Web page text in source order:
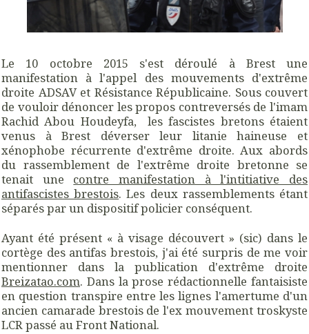
Le 10 octobre 2015 s'est déroulé à Brest une
manifestation à l'appel des mouvements d'extrême
droite ADSAV et Résistance Républicaine. Sous couvert
de vouloir dénoncer les propos contreversés de l'imam
Rachid Abou Houdeyfa, les fascistes bretons étaient
venus à Brest déverser leur litanie haineuse et
xénophobe récurrente d'extrême droite. Aux abords
du rassemblement de l'extrême droite bretonne se
tenait une contre manifestation à l'intitiative des
antifascistes brestois. Les deux rassemblements étant
séparés par un dispositif policier conséquent.
Ayant été présent « à visage découvert » (sic) dans le
cortège des antifas brestois, j'ai été surpris de me voir
mentionner dans la publication d'extrême droite
Breizatao.com. Dans la prose rédactionnelle fantaisiste
en question transpire entre les lignes l'amertume d'un
ancien camarade brestois de l'ex mouvement troskyste
LCR passé au Front National.